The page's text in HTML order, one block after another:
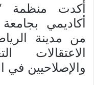
أكدت منظمة
أكاديمي بجامعة
من مدينة
الاعتقالات
والإصلاحيين في